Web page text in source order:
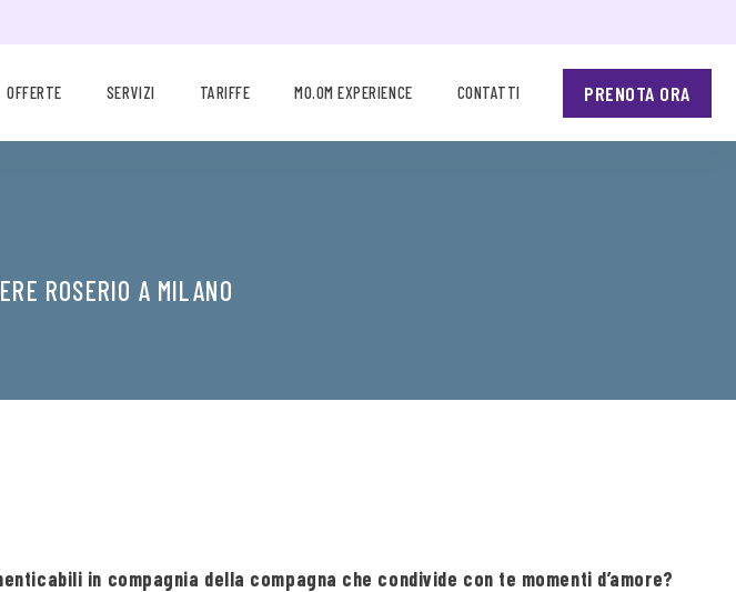
OFFERTE SERVIZI TARIFFE MO.OM EXPERIENCE CONTATTI PRENOTA ORA
ROSERIO A MILANO
in compagnia della compagna che condivide con te momenti d’amore?